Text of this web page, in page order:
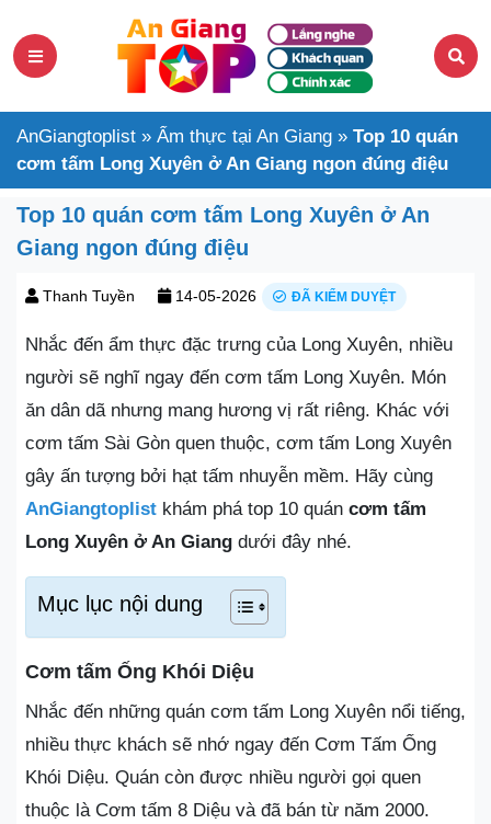
AnGiangtoplist » Ẩm thực tại An Giang » Top 10 quán
cơm tấm Long Xuyên ở An Giang ngon đúng điệu
Top 10 quán cơm tấm Long Xuyên ở An
Giang ngon đúng điệu
Thanh Tuyền 14-05-2026 ĐÃ KIỂM DUYỆT
Nhắc đến ẩm thực đặc trưng của Long Xuyên, nhiều
người sẽ nghĩ ngay đến cơm tấm Long Xuyên. Món
ăn dân dã nhưng mang hương vị rất riêng. Khác với
cơm tấm Sài Gòn quen thuộc, cơm tấm Long Xuyên
gây ấn tượng bởi hạt tấm nhuyễn mềm. Hãy cùng
AnGiangtoplist khám phá top 10 quán cơm tấm
Long Xuyên ở An Giang dưới đây nhé.
Mục lục nội dung
Cơm tấm Ống Khói Diệu
Nhắc đến những quán cơm tấm Long Xuyên nổi tiếng,
nhiều thực khách sẽ nhớ ngay đến Cơm Tấm Ống
Khói Diệu. Quán còn được nhiều người gọi quen
thuộc là Cơm tấm 8 Diệu và đã bán từ năm 2000.